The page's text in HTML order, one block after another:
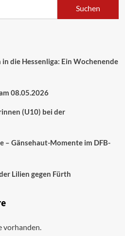
Suchen
die Hessenliga: Ein Wochenende
08.05.2026
(U10) bei der
– Gänsehaut-Momente im DFB-
Lilien gegen Fürth
vorhanden.